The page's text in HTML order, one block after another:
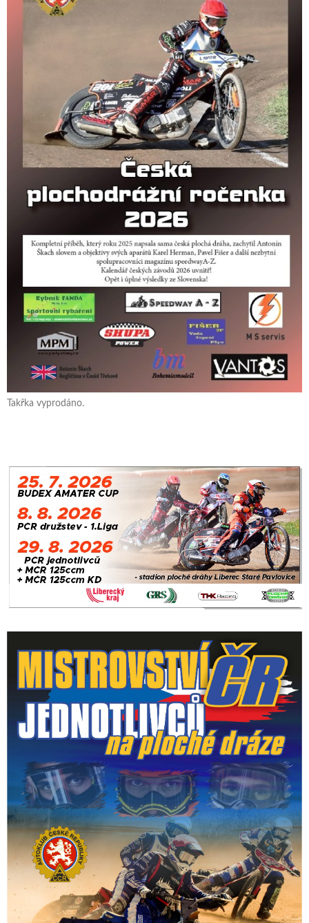
Takřka vyprodáno.